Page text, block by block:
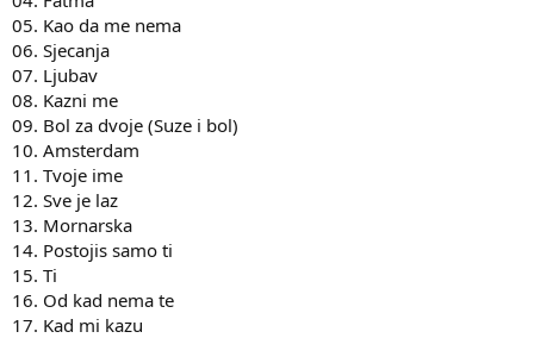
05. Kao da me nema
06. Sjecanja
07. Ljubav
08. Kazni me
09. Bol za dvoje (Suze i bol)
10. Amsterdam
11. Tvoje ime
12. Sve je laz
13. Mornarska
14. Postojis samo ti
15. Ti
16. Od kad nema te
17. Kad mi kazu